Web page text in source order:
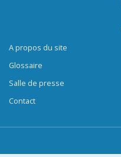
A propos du site
Glossaire
Salle de presse
Contact